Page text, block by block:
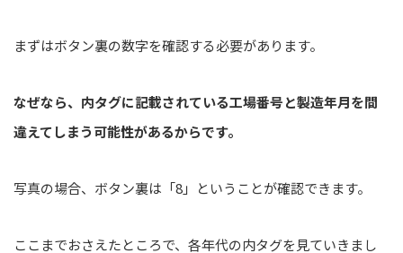
まずはボタン裏の数字を確認する必要があります。
なぜなら、内タグに記載されている工場番号と製造年月を間
違えてしまう可能性があるからです。
写真の場合、ボタン裏は「8」ということが確認できます。
ここまでおさえたところで、各年代の内タグを見ていきまし